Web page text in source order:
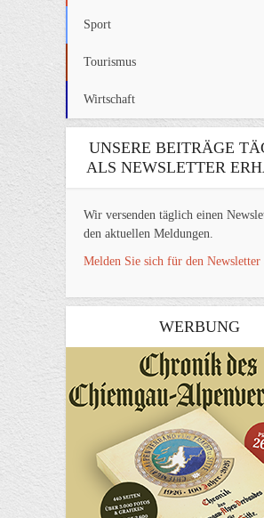
Sport
Tourismus
Wirtschaft
UNSERE BEITRÄGE
ALS NEWSLETTER
Wir versenden täglich einen
den aktuellen Meldungen.
Melden Sie sich für den Newsletter
WERBUNG